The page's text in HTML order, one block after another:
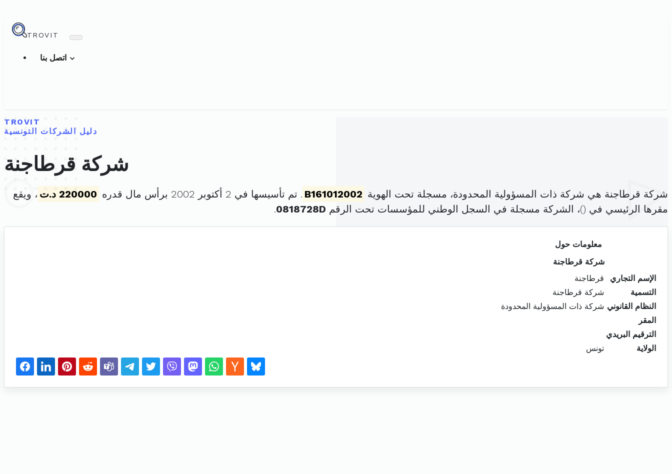
TROVIT
TROVIT
دليل الشركات التونسية
شركة قرطاجنة
شركة قرطاجنة هي شركة ذات المسؤولية المحدودة، مسجلة تحت الهوية B161012002 . تم تأسيسها في 2 أكتوبر 2002 برأس مال قدره 220000 د.ت
، ويقع
مقرها الرئيسي في ()، الشركة مسجلة في السجل الوطني للمؤسسات تحت الرقم 0818728D
.
معلومات حول
شركة قرطاجنة
الإسم التجاري
قرطاجنة
التسمية
شركة قرطاجنة
النظام القانوني شركة ذات المسؤولية المحدودة
المقر
الترقيم البريدي
الولاية
تونس